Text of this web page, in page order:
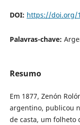
DOI: https://doi.org/
Palavras-chave:
Resumo
Em 1877, Zenón
argentino, publicou
de casta, um folheto